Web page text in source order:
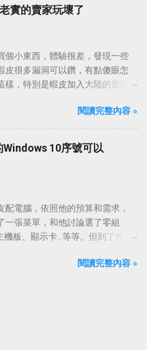
實的賣家玩壞了
個小東西，體驗很差，發現一些
皮很多漏洞可以鑽，有點傻眼怎
樣，特別是蝦皮加入大陸的賣家
閱讀完整內容 »
10序號可以
配電腦，依照他的預算和需求，
一張菜單，和他討論選了零組
機板、顯示卡…等等。但到了作業
蹊翹，於是我好奇問了下去，他
閱讀完整內容 »